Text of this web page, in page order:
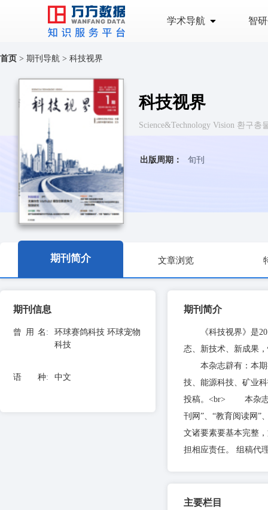
学术导航 智
首页 > 期刊导航 > 科技视界
科技视界
Science&Technology Vision 환구총
出版周期： 旬刊
期刊简介 文章浏览
期刊信息
曾用名 :
环球赛鸽科技 环球宠物
科技
语 种: 中文
期刊简介
《科技视界》是
态、新技术、新成果
本杂志辟有：本期视
技、能源科技、矿业
投稿。<br> 本杂志出
刊网”、“教育阅读网
文诸要素要基本完整
担相应责任。 组稿代
主要栏目